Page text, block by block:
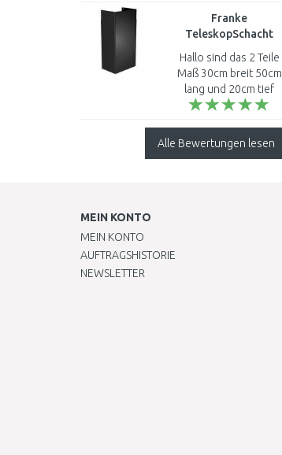
gute 6 Stunden. Das
ist erstaunlich. Die
Schere ist ha..
Franke
TeleskopSchacht
für
Dunstabzugshauben,
schwarz
112.0285.288
Hallo sind das 2 Teile
Maß 30cm breit 50cm
lang und 20cm tief
Farbe Schwarzmarkt,
auch dabei.Mfg..
Alle Bewertungen lesen
MEIN KONTO
MEIN KONTO
AUFTRAGSHISTORIE
NEWSLETTER